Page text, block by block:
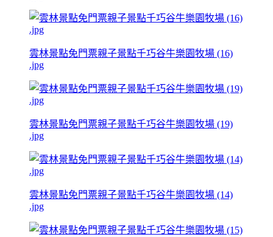
雲林景點免門票親子景點千巧谷牛樂園牧場 (16)
.jpg
雲林景點免門票親子景點千巧谷牛樂園牧場 (19)
.jpg
雲林景點免門票親子景點千巧谷牛樂園牧場 (14)
.jpg